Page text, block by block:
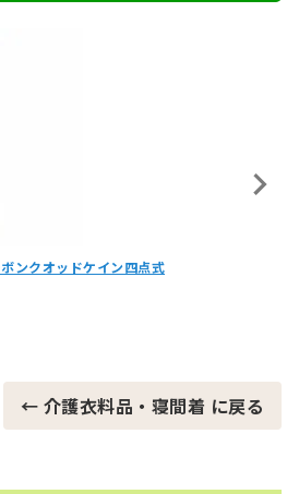
カッティングボード(まな板)
← 介護衣料品・寝間着 に戻る